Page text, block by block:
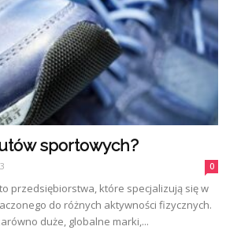
sportowych?
0
przedsiębiorstwa, które specjalizują się w
do różnych aktywności fizycznych.
duże, globalne marki,...